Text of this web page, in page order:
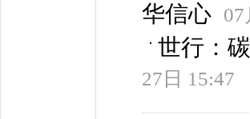
华信心 07
世行：
27日 15:47